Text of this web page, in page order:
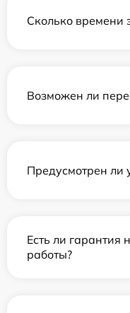
Сколько времени
Возможен ли
Предусмотрен ли
Есть ли гарантия
работы?